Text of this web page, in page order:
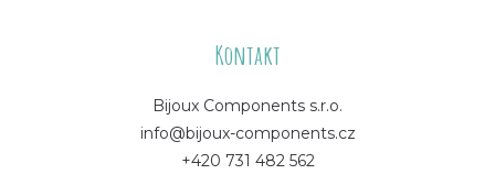
Kontakt
Bijoux Components s.r.o.
info@bijoux-components.cz
+420 731 482 562